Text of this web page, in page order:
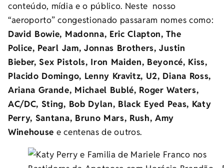
conteúdo, mídia e o público. Neste nosso
“aeroporto” congestionado passaram nomes como:
David Bowie, Madonna, Eric Clapton, The
Police, Pearl Jam, Jonnas Brothers, Justin
Bieber, Sex Pistols, Iron Maiden, Beyoncé, Kiss,
Placido Domingo, Lenny Kravitz, U2, Diana Ross,
Ariana Grande, Michael Bublé, Roger Waters,
AC/DC, Sting, Bob Dylan, Black Eyed Peas, Katy
Perry, Santana, Bruno Mars, Rush, Amy
Winehouse e centenas de outros.